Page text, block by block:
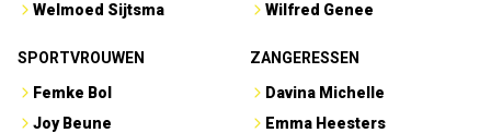
Welmoed Sijtsma
Wilfred Genee
SPORTVROUWEN
Femke Bol
Joy Beune
ZANGERESSEN
Davina Michelle
Emma Heesters